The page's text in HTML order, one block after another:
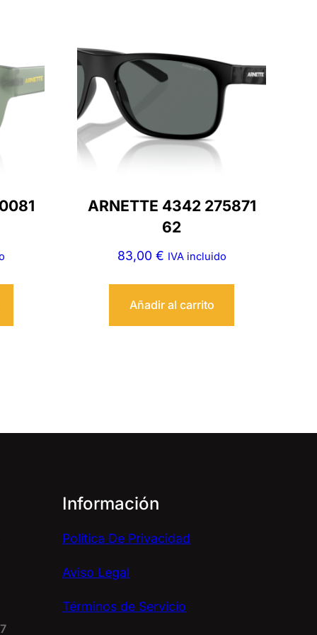
ARNETTE 4342 275871
62
83,00 € IVA incluido
Añadir al carrito
Información
Política De Privacidad
Aviso Legal
Términos de Servicio